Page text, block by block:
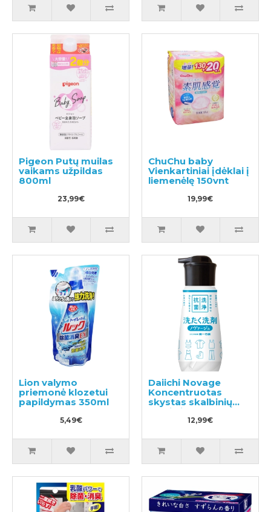
Pigeon Putų muilas
vaikams užpildas
800ml
23,99€
ChuChu baby
Vienkartiniai įdėklai į
liemenėlę 150vnt
19,99€
Lion valymo
priemonė klozetui
papildymas 350ml
5,49€
Daiichi Novage
Koncentruotas
skystas skalbinių
ploviklis 300ml
12,99€